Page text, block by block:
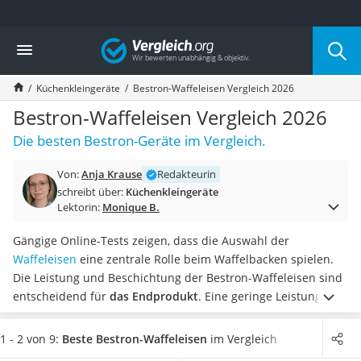
Die beliebtesten Vergleiche nach Kategorie
Haushalt
Wassersprudler
Zentralstaubsauger
Brotbackautomat
Wischroboter
Wäschespinne
Spülmaschinentabs
Akku-Staubsauger
AEG-Waschmaschine
Saug-Wisch-Roboter
Handstaubsauger
Milchaufschäumer
Kondenstrockner
Reiskocher
Vergleich
Küchenkleingeräte Bestron-Waffeleisen Vergleich 2026
Bestron-Waffeleisen Vergleich 2026
Die besten Bestron-Geräte im Vergleich.
Von:Anja Krause
Redakteurin
schreibt über: Küchenkleingeräte
Lektorin: Monique B.
Gängige Online-Tests zeigen, dass die Auswahl der
Waffeleisen eine zentrale Rolle beim Waffelbacken spielen.
Die Leistung und Beschichtung der Bestron-Waffeleisen sind
entscheidend für das Endprodukt. Eine geringe Leistung
kann je nach Größe des Geräts zu langen Wartezeiten führen.
Auch die Beschichtung kann Einfluss auf die Zufriedenheit
1 - 2 von 9: Beste Bestron-Waffeleisen im Vergleich